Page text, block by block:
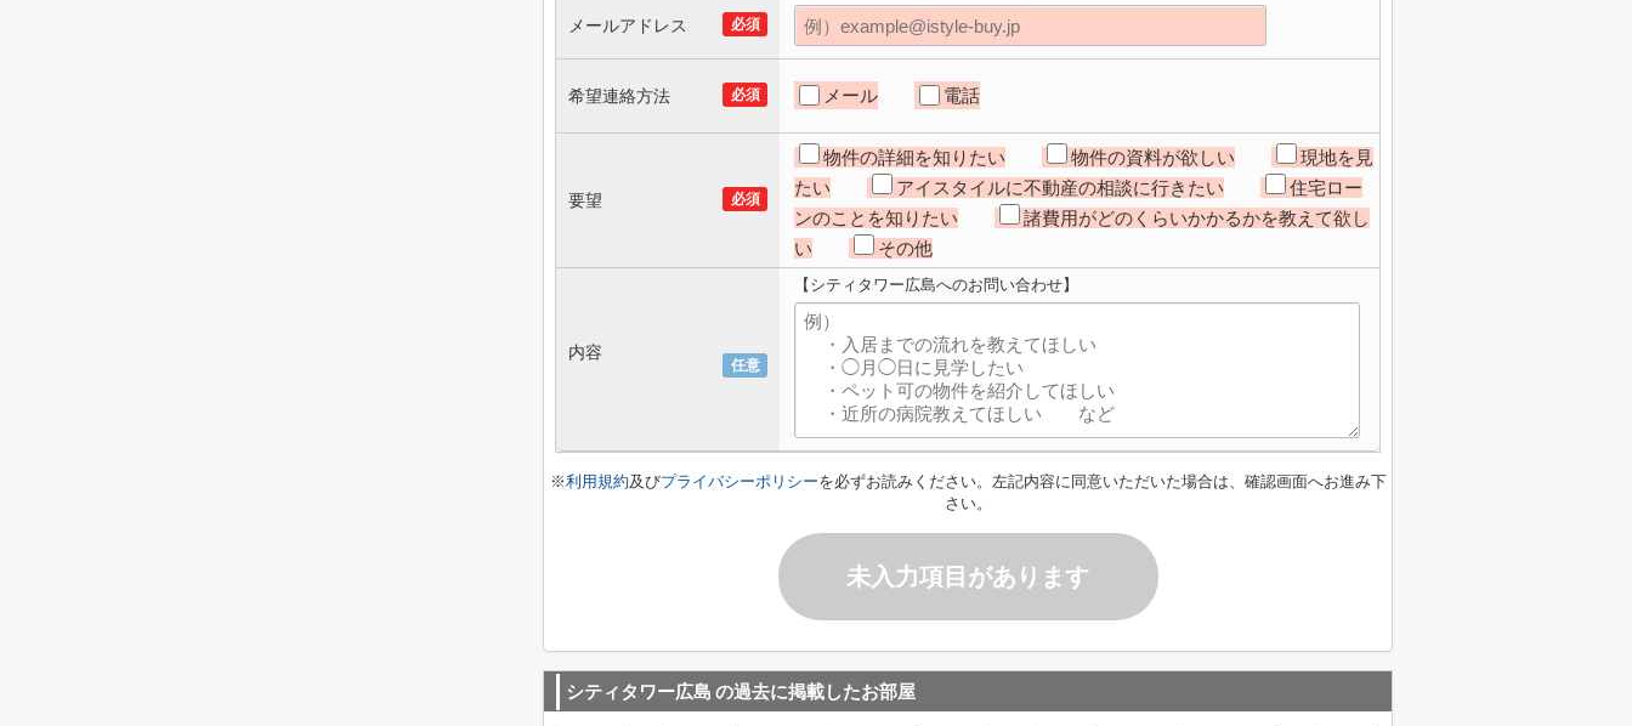
必須
メールアドレス
必須
希望連絡方法 メール 電話
必須
要望
物件の詳細を知りたい 物件の資料が欲しい
現地を見
たい
アイスタイルに不動産の相談に行きたい
住宅ロー
ンのことを知りたい
諸費用がどのくらいかかるかを教えて欲し
い
その他
任意
内容
【シティタワー広島へのお問い合わせ】
※利用規約及びプライバシーポリシーを必ずお読みください。左記内容に同意いただいた場合は、確認画面へお進み下
さい。
未入力項目があります
シティタワー広島 の過去に掲載したお部屋